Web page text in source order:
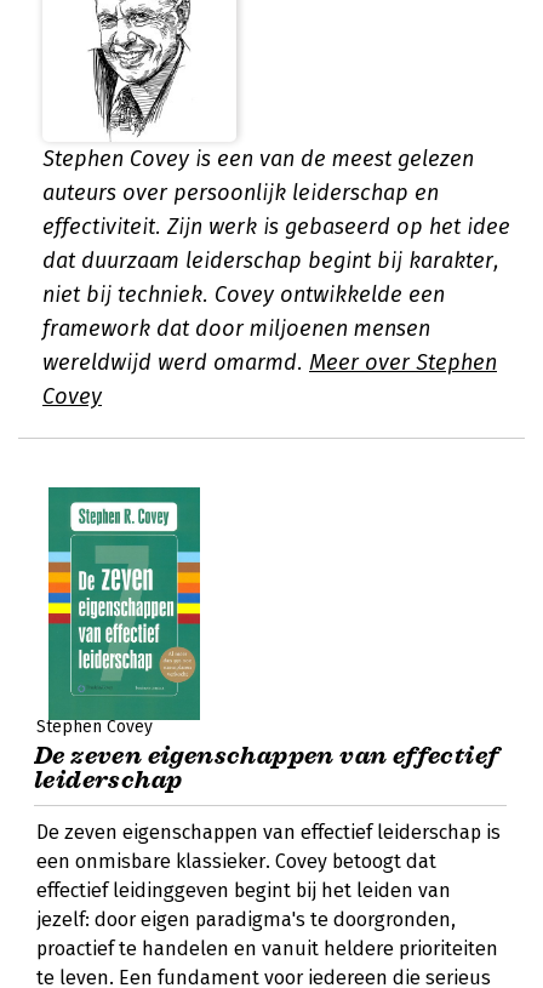
Stephen Covey is een van de meest gelezen
auteurs over persoonlijk leiderschap en
effectiviteit. Zijn werk is gebaseerd op het idee
dat duurzaam leiderschap begint bij karakter,
niet bij techniek. Covey ontwikkelde een
framework dat door miljoenen mensen
wereldwijd werd omarmd. Meer over Stephen
Covey
Stephen Covey
De zeven eigenschappen van effectief
leiderschap
De zeven eigenschappen van effectief leiderschap is
een onmisbare klassieker. Covey betoogt dat
effectief leidinggeven begint bij het leiden van
jezelf: door eigen paradigma's te doorgronden,
proactief te handelen en vanuit heldere prioriteiten
te leven. Een fundament voor iedereen die serieus